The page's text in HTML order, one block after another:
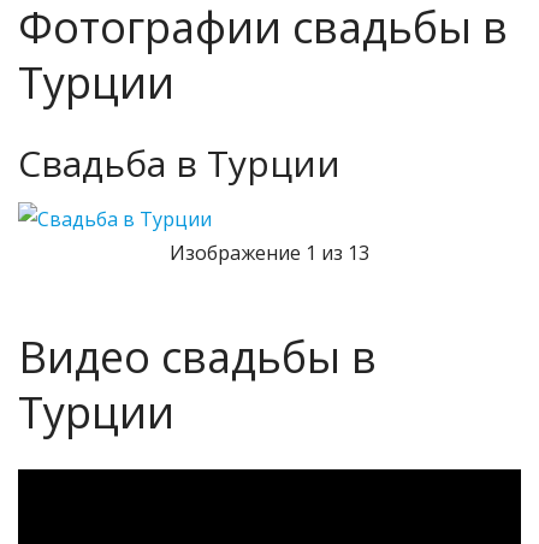
Фотографии свадьбы в
Турции
Свадьба в Турции
Изображение 1 из 13
Видео свадьбы в
Турции